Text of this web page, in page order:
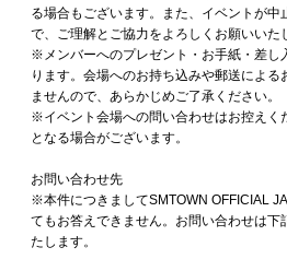
る場合もございます。また、イベントが
で、ご理解とご協力をよろしくお願いいた
※メンバーへのプレゼント・お手紙・差し
ります。会場へのお持ち込みや郵送による
ませんので、あらかじめご了承ください。
※イベント会場への問い合わせはお控えく
となる場合がございます。
お問い合わせ先
※本件につきましてSMTOWN OFFICIAL
てもお答えできません。お問い合わせは下
たします。